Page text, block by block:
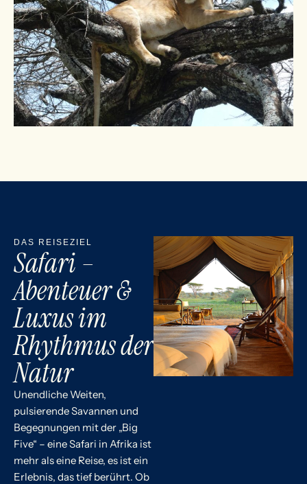
DAS REISEZIEL
Safari –
Abenteuer &
Luxus im
Rhythmus der
Natur
Unendliche Weiten,
pulsierende Savannen und
Begegnungen mit der „Big
Five“ – eine Safari in Afrika ist
mehr als eine Reise, es ist ein
Erlebnis, das tief berührt. Ob